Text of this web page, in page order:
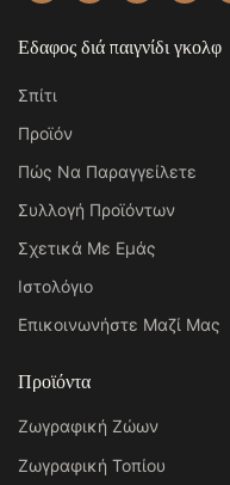
Εδαφος διά παιγνίδι γκολφ
Σπίτι
Προϊόν
Πώς Να Παραγγείλετε
Συλλογή Προϊόντων
Σχετικά Με Εμάς
Ιστολόγιο
Επικοινωνήστε Μαζί Μας
Προϊόντα
Ζωγραφική Ζώων
Ζωγραφική Τοπίου